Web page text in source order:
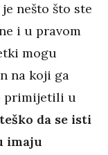
nešto što ste
i u pravom
mogu
na koji ga
primijetili u
teško da se isti
imaju